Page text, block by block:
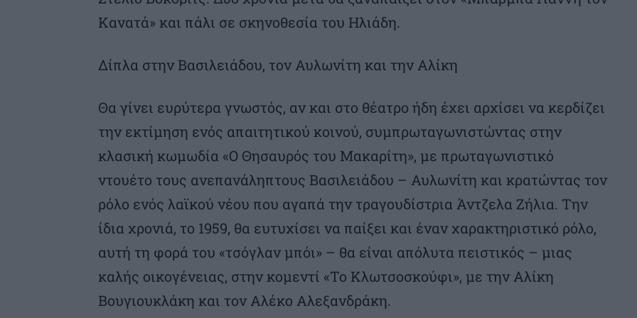
Κανατά» και πάλι σε σκηνοθεσία του Ηλιάδη.
Δίπλα στην Βασιλειάδου, τον Αυλωνίτη και την Αλίκη
Θα γίνει ευρύτερα γνωστός, αν και στο θέατρο ήδη έχει αρχίσει να κερδίζει
την εκτίμηση ενός απαιτητικού κοινού, συμπρωταγωνιστώντας στην
κλασική κωμωδία «Ο Θησαυρός του Μακαρίτη», με πρωταγωνιστικό
ντουέτο τους ανεπανάληπτους Βασιλειάδου – Αυλωνίτη και κρατώντας τον
ρόλο ενός λαϊκού νέου που αγαπά την τραγουδίστρια Άντζελα Ζήλια. Την
ίδια χρονιά, το 1959, θα ευτυχίσει να παίξει και έναν χαρακτηριστικό ρόλο,
αυτή τη φορά του «τσόγλαν μπόι» – θα είναι απόλυτα πειστικός – μιας
καλής οικογένειας, στην κομεντί «Το Κλωτσοσκούφι», με την Αλίκη
Βουγιουκλάκη και τον Αλέκο Αλεξανδράκη.